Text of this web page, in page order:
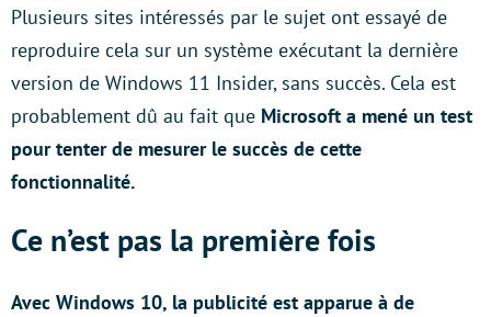
Plusieurs sites intéressés par le sujet ont essayé de
reproduire cela sur un système exécutant la dernière
version de Windows 11 Insider, sans succès. Cela est
probablement dû au fait que Microsoft a mené un test
pour tenter de mesurer le succès de cette
fonctionnalité.
Ce n’est pas la première fois
Avec Windows 10, la publicité est apparue à de